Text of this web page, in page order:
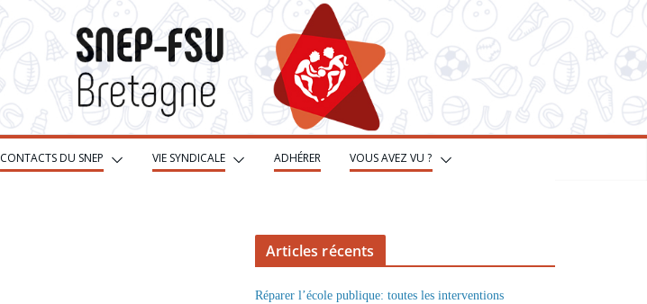
CONTACTS DU SNEP VIE SYNDICALE ADHÉRER VOUS AVEZ VU ?
Articles récents
Réparer l’école publique: toutes les interventions